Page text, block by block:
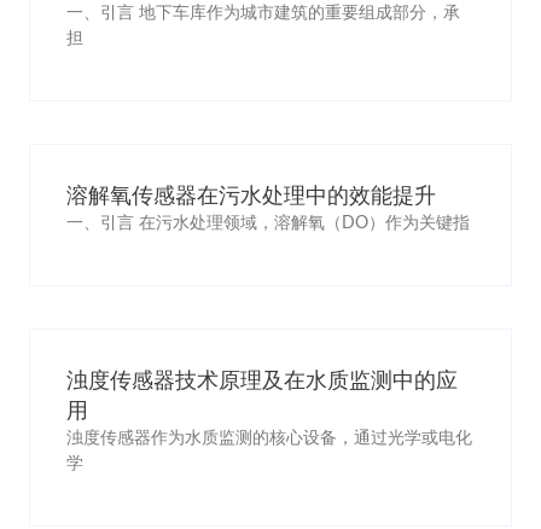
一、引言 地下车库作为城市建筑的重要组成部分，承
担
溶解氧传感器在污水处理中的效能提升
一、引言 在污水处理领域，溶解氧（DO）作为关键指
浊度传感器技术原理及在水质监测中的应
用
浊度传感器作为水质监测的核心设备，通过光学或电化
学